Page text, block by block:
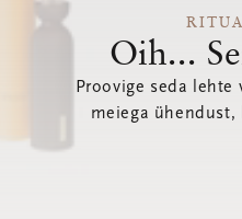
Oih...
Proovige seda lehte
meiega